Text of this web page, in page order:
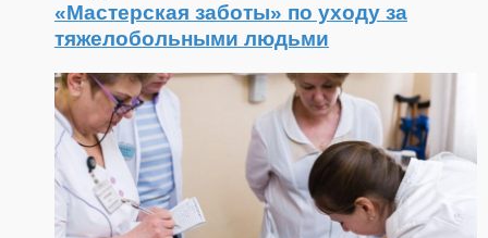
«Мастерская заботы» по уходу за
тяжелобольными людьми